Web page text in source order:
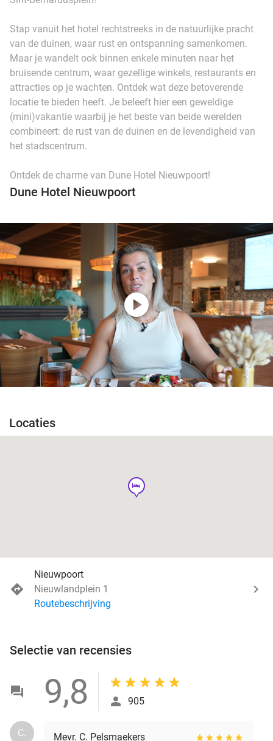
Stap vanuit het hotel rechtstreeks in de natuurlijke pracht
van de duinen, waar rust en ontspanning samenkomen.
Maar je wandelt ook binnen enkele minuten naar het
bruisende centrum, waar gezellige winkels, restaurants en
attracties op je wachten. Ontdek wat deze betoverende
locatie te bieden heeft. Je beleeft hier een geweldige
(mini)vakantie waarbij je het beste van beide werelden
combineert: de rust van de duinen en de levendigheid van
het stadscentrum.
Ontdek de charme van Dune Hotel Nieuwpoort!
Dune Hotel Nieuwpoort
play_circle
Locaties
hotel
Nieuwpoort
Nieuwlandplein 1
Routebeschrijving
Selectie van recensies
9,8 905
C.
Mevr. C. Pelsmaekers